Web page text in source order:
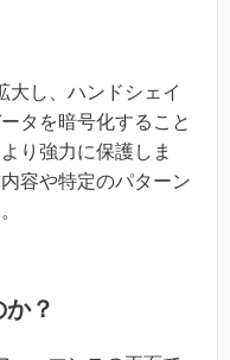
大し、ハンドシェイ
タを暗号化すること
り強力に保護しま
容や特定のパターン
？